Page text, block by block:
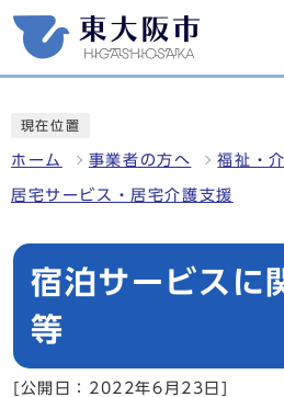
現在位置
ホーム 事業者の方へ 福祉・
居宅サービス・居宅介護支援
宿泊サービスに
等
[公開日：2022年6月23日]